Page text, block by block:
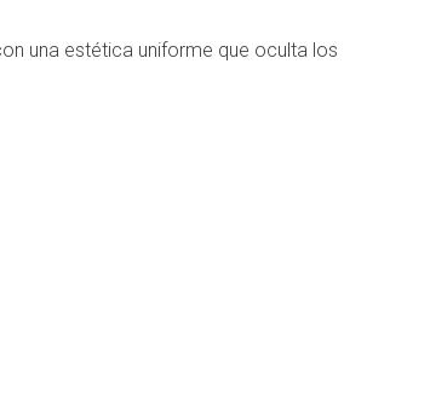
una estética uniforme que oculta los